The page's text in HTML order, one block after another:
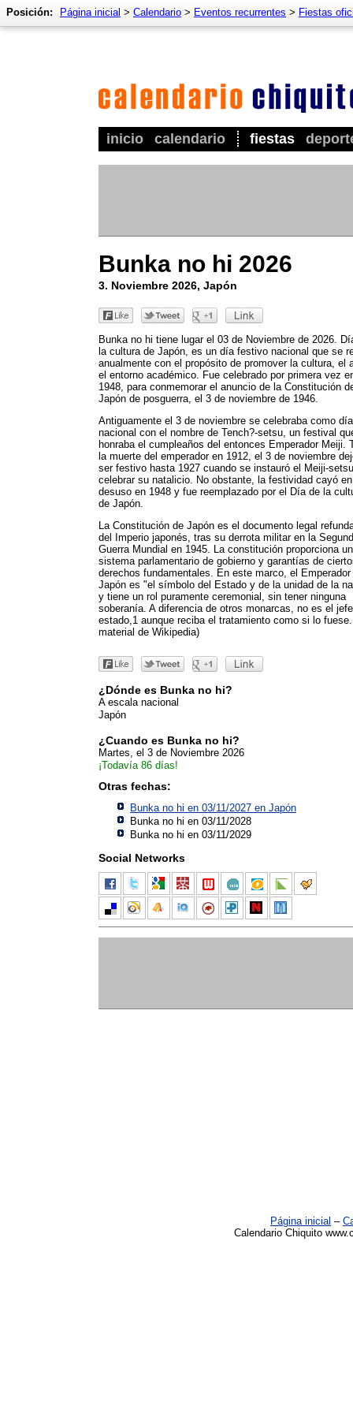
inicio calendario fiestas
Posición: Página inicial > Calendario > Eventos recurrentes > Fiestas
Bunka no hi 2026
3. Noviembre 2026, Japón
Bunka no hi tiene lugar el 03 de Noviembre de 2026.
la cultura de Japón, es un día festivo nacional que se
anualmente con el propósito de promover la cultura, el
el entorno académico. Fue celebrado por primera vez
1948, para conmemorar el anuncio de la Constitución
Japón de posguerra, el 3 de noviembre de 1946.
Antiguamente el 3 de noviembre se celebraba como día
nacional con el nombre de Tench?-setsu, un festival
honraba el cumpleaños del entonces Emperador Meiji.
la muerte del emperador en 1912, el 3 de noviembre
ser festivo hasta 1927 cuando se instauró el Meiji-
celebrar su natalicio. No obstante, la festividad cayó en
desuso en 1948 y fue reemplazado por el Día de la
de Japón.
La Constitución de Japón es el documento legal
del Imperio japonés, tras su derrota militar en la
Guerra Mundial en 1945. La constitución proporciona un
sistema parlamentario de gobierno y garantías de
derechos fundamentales. En este marco, el Emperador
Japón es "el símbolo del Estado y de la unidad de la
y tiene un rol puramente ceremonial, sin tener ninguna
soberanía. A diferencia de otros monarcas, no es el
estado,1 aunque reciba el tratamiento como si lo
material de Wikipedia)
¿Dónde es Bunka no hi?
A escala nacional
Japón
¿Cuando es Bunka no hi?
Martes, el 3 de Noviembre 2026
¡Todavía 86 días!
Otras fechas:
Bunka no hi en 03/11/2027 en Japón
Bunka no hi en 03/11/2028
Bunka no hi en 03/11/2029
Social Networks
Página inicial –
Calendario Chiquito